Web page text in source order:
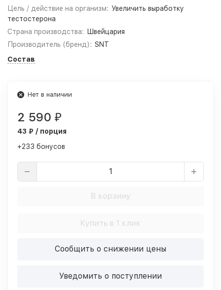
Цель / действие на организм: Увеличить выработку
тестостерона
Страна производства:
Швейцария
Производитель (бренд): SNT
Состав
Нет в наличии
2 590 ₽
43 ₽ / порция
+233 бонусов
В корзину
Купить в 1 клик
Сообщить о снижении цены
Уведомить о поступлении